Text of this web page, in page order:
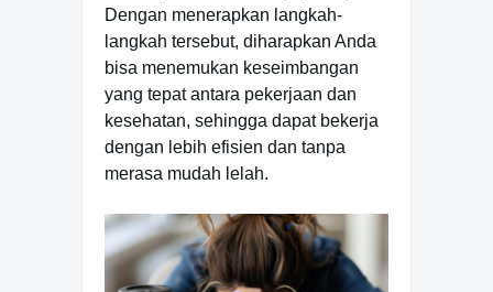
Dengan menerapkan langkah-
langkah tersebut, diharapkan Anda
bisa menemukan keseimbangan
yang tepat antara pekerjaan dan
kesehatan, sehingga dapat bekerja
dengan lebih efisien dan tanpa
merasa mudah lelah.